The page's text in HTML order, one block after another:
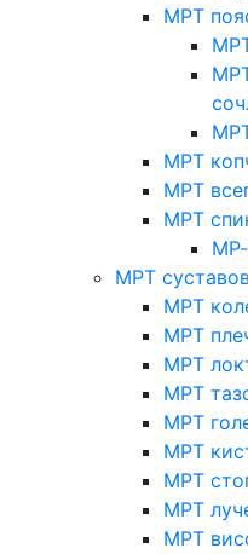
МРТ
МРТ
МРТ
МРТ
МРТ
МРТ
МРТ
МРТ
МРТ
МРТ
МРТ
МРТ
МРТ
МРТ